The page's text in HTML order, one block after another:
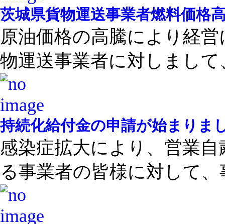
茨城県貨物運送事業者燃料価格
原油価格の高騰により経
物運送事業者に対しまして
持続化給付金の申請が始まりま
感染症拡大により、営業
る事業者の皆様に対して、